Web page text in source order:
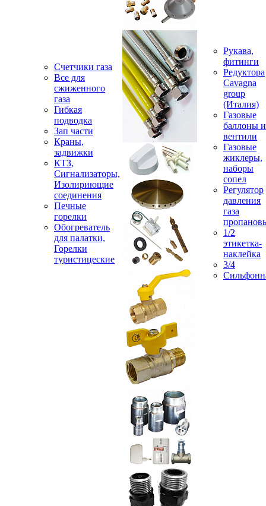
Счетчики газа
Все для
сжиженного
газа
Гибкая
подводка
Зап части
Краны,
задвижки
КТЗ,
Сигнализаторы,
Изолириющие
соединения
Печные
горелки
Обогреватель
для палатки,
Горелки
туристицеские
Рукава,
фитинги
Редуктора
Cavagna
group
(Италия)
Газовые
баллоны и
вентили
Газовые
жиклеры,
наборы
сопел
Регулятор
давления
газа
1/2
этикетка-
наклейка
3/4